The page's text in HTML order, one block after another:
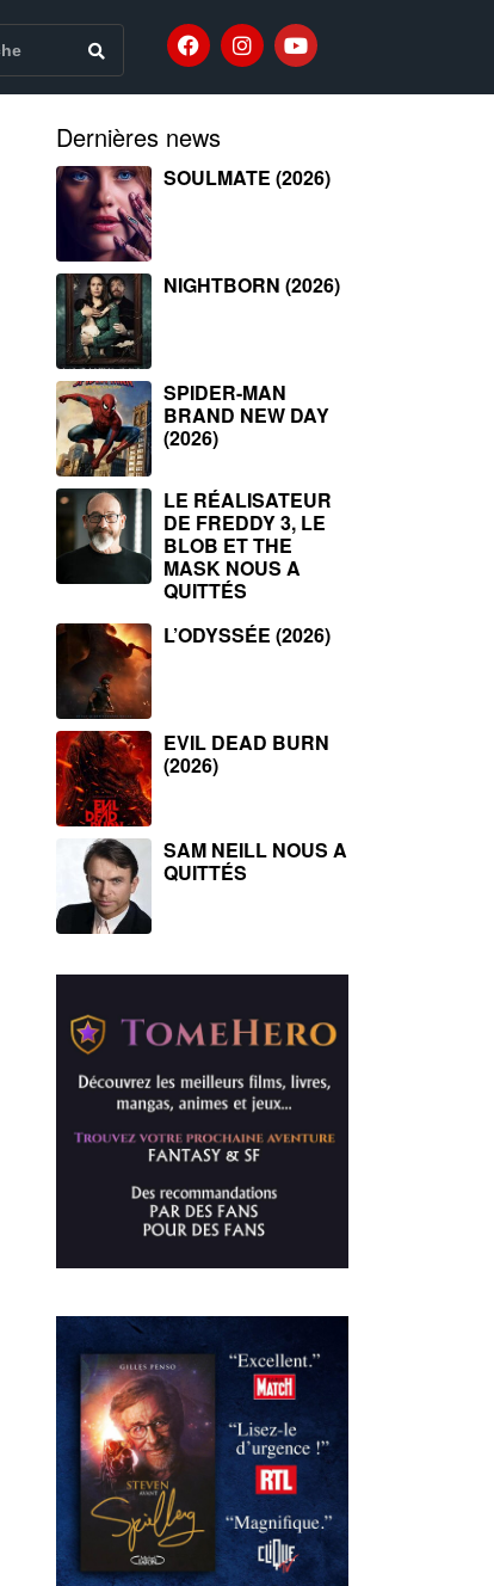
Dernières news
SOULMATE (2026)
NIGHTBORN (2026)
SPIDER-MAN
BRAND NEW DAY
(2026)
LE RÉALISATEUR
DE FREDDY 3, LE
BLOB ET THE
MASK NOUS A
QUITTÉS
L’ODYSSÉE (2026)
EVIL DEAD BURN
(2026)
SAM NEILL NOUS A
QUITTÉS